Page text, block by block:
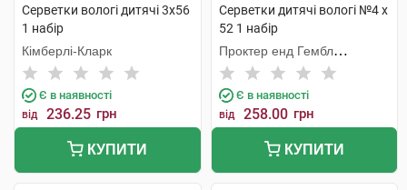
Серветки вологі дитячі 3х56
1 набір
Кімберлі-Кларк
Є в наявності
від 236.25 грн
КУПИТИ
Cерветки дитячі вологі №4 х
52 1 набір
Проктер енд Гембл
Мануфекчурінг
Є в наявності
від 258.00 грн
КУПИТИ